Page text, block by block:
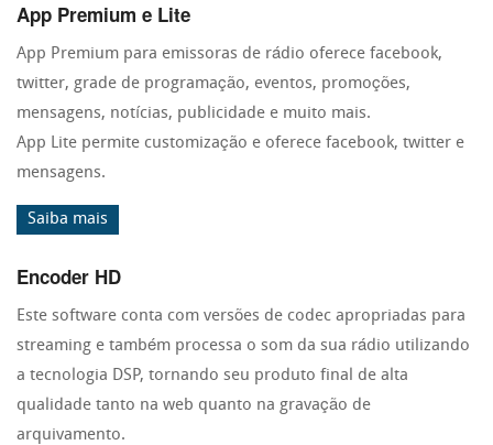
App Premium e Lite
App Premium para emissoras de rádio oferece facebook,
twitter, grade de programação, eventos, promoções,
mensagens, notícias, publicidade e muito mais.
App Lite permite customização e oferece facebook, twitter e
mensagens.
Saiba mais
Encoder HD
Este software conta com versões de codec apropriadas para
streaming e também processa o som da sua rádio utilizando
a tecnologia DSP, tornando seu produto final de alta
qualidade tanto na web quanto na gravação de
arquivamento.